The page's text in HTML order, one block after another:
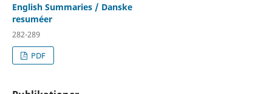
English Summaries / Danske
resuméer
282-289
PDF